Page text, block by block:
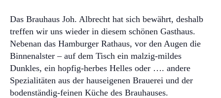
Über uns
Kontakt
Externe Brandschutz-Beauftragte
Das Brauhaus Joh. Albrecht hat sich bewährt, deshalb
treffen wir uns wieder in diesem schönen Gasthaus.
Nebenan das Hamburger Rathaus, vor den Augen die
Binnenalster – auf dem Tisch ein malzig-mildes
Dunkles, ein hopfig-herbes Helles oder …. andere
Spezialitäten aus der hauseigenen Brauerei und der
bodenständig-feinen Küche des Brauhauses.